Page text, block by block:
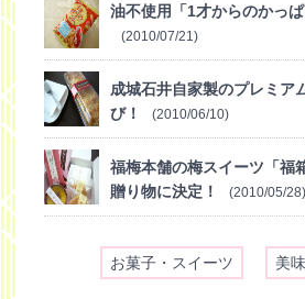
油不使用「1才からのかっぱ
(2010/07/21)
成城石井自家製のプレミア
び！
(2010/06/10)
福梅本舗の梅スイーツ「
贈り物に決定！
(2010/05/28)
お菓子・スイーツ 美